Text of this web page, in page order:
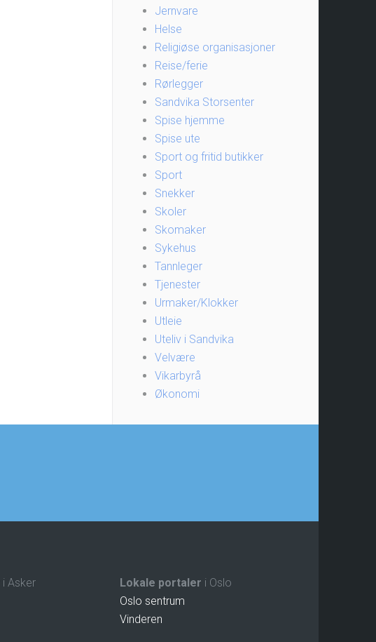
Jernvare
Helse
Religiøse organisasjoner
Reise/ferie
Rørlegger
Sandvika Storsenter
Spise hjemme
Spise ute
Sport og fritid butikker
Sport
Snekker
Skoler
Skomaker
Sykehus
Tannleger
Tjenester
Urmaker/Klokker
Utleie
Uteliv i Sandvika
Velvære
Vikarbyrå
Økonomi
i Asker
Lokale portaler i Oslo
Oslo sentrum
Vinderen